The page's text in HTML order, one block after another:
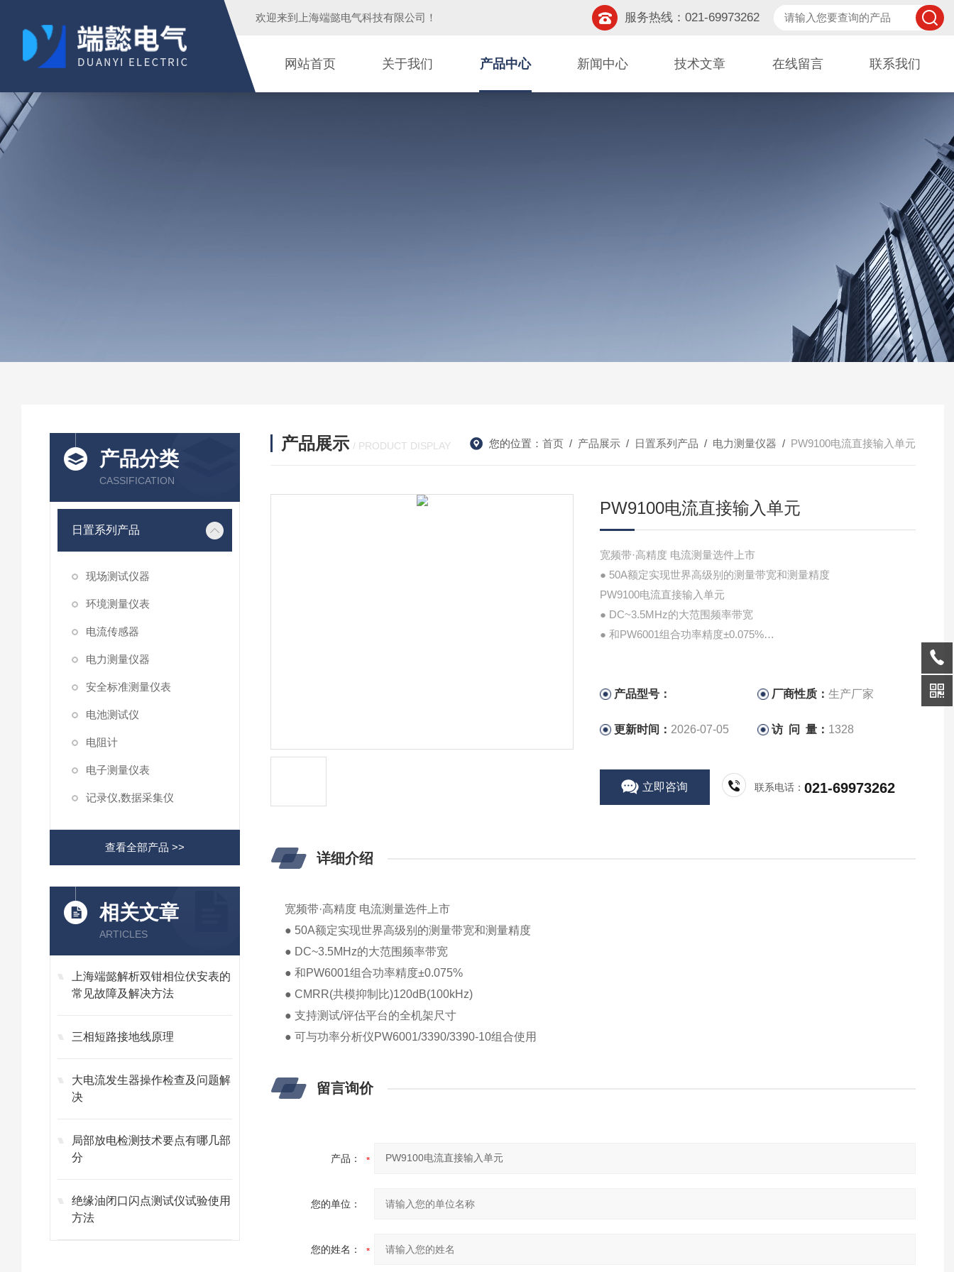
欢迎来到 上海端懿电气科技有限公司 ！ 服务热线：021-69973262
网站首页 关于我们 产品中心 新闻中心 技术文章 在线留言 联系我们
产品分类
CASSIFICATION
日置系列产品
现场测试仪器
环境测量仪表
电流传感器
电力测量仪器
安全标准测量仪表
电池测试仪
电阻计
电子测量仪表
记录仪,数据采集仪
查看全部产品 >>
相关文章
ARTICLES
上海端懿解析双钳相位伏安表的
常见故障及解决方法
三相短路接地线原理
大电流发生器操作检查及问题解
决
局部放电检测技术要点有哪几部
分
绝缘油闭口闪点测试仪试验使用
方法
产品展示 / PRODUCT DISPLAY 您的位置： 首页 / 产品展示 / 日置系列产品 / 电力测量仪器 / PW9100电流直接输入单元
PW9100电流直接输入单元
宽频带·高精度 电流测量选件上市
● 50A额定实现世界高级别的测量带宽和测量精度
PW9100电流直接输入单元
● DC~3.5MHz的大范围频率带宽
● 和PW6001组合功率精度±0.075%
● 可与功率分析仪PW6001/3390/3390-10组合使用
产品型号： 厂商性质：生产厂家
更新时间： 2026-07-05 访 问 量： 1328
立即咨询 联系电话：021-69973262
详细介绍
宽频带·高精度 电流测量选件上市
● 50A额定实现世界高级别的测量带宽和测量精度
● DC~3.5MHz的大范围频率带宽
● 和PW6001组合功率精度±0.075%
● CMRR(共模抑制比)120dB(100kHz)
● 支持测试/评估平台的全机架尺寸
● 可与功率分析仪PW6001/3390/3390-10组合使用
留言询价
产品：
您的单位：
您的姓名：